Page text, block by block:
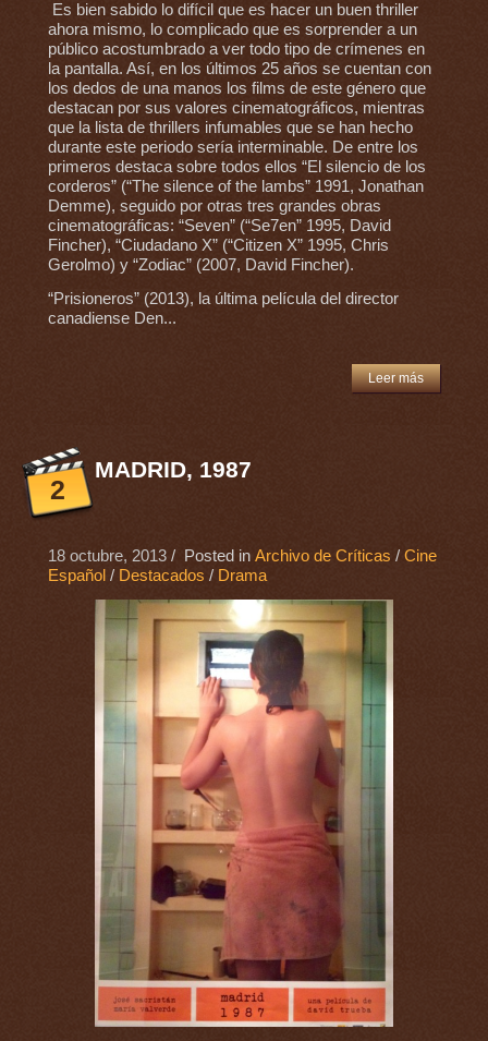
Es bien sabido lo difícil que es hacer un buen thriller
ahora mismo, lo complicado que es sorprender a un
público acostumbrado a ver todo tipo de crímenes en
la pantalla. Así, en los últimos 25 años se cuentan con
los dedos de una manos los films de este género que
destacan por sus valores cinematográficos, mientras
que la lista de thrillers infumables que se han hecho
durante este periodo sería interminable. De entre los
primeros destaca sobre todos ellos “El silencio de los
corderos” (“The silence of the lambs” 1991, Jonathan
Demme), seguido por otras tres grandes obras
cinematográficas: “Seven” (“Se7en” 1995, David
Fincher), “Ciudadano X” (“Citizen X” 1995, Chris
Gerolmo) y “Zodiac” (2007, David Fincher).
“Prisioneros” (2013), la última película del director
canadiense Den...
Leer más
2
MADRID, 1987
18 octubre, 2013/ Posted in Archivo de Críticas / Cine
Español / Destacados / Drama